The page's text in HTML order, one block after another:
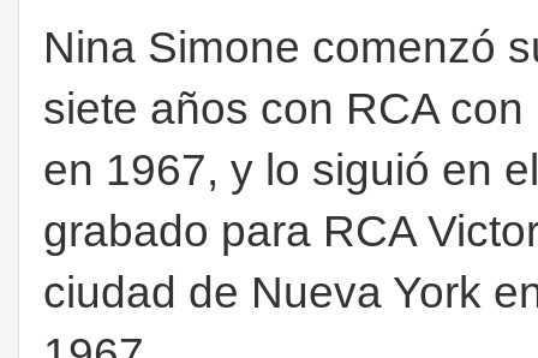
Nina Simone comenzó
siete años con RCA
en 1967, y lo siguió en
grabado para RCA
ciudad de Nueva York